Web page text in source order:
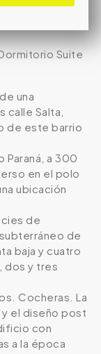
Suite
una
calle Salta,
de este barrio
Paraná, a 300
en el polo
ubicación
de
de
baja y cuatro
dos y tres
Cocheras. La
el diseño post
con
a la época